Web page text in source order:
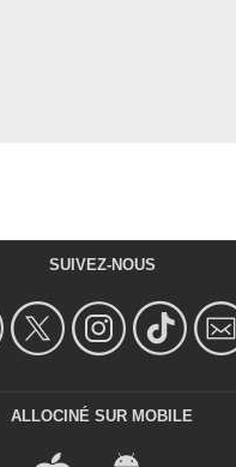
SUIVEZ-NOUS
ALLOCINÉ SUR MOBILE